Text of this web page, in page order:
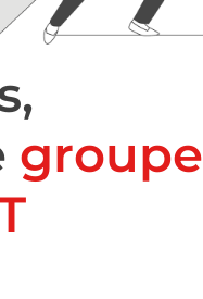
groupe